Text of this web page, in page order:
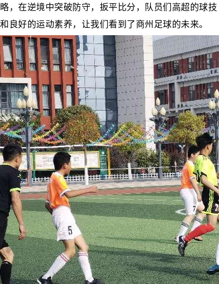
略，在逆境中突破防守，扳平比分，队员们高超的球技
和良好的运动素养，让我们看到了商州足球的未来。